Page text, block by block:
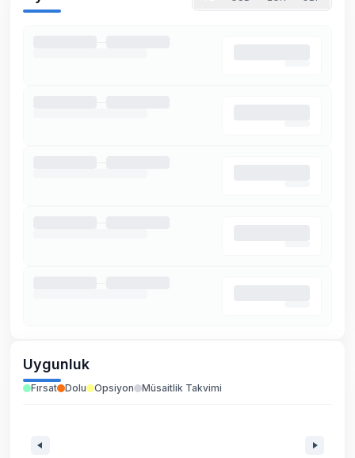
konforlu iç
Uygunluk
Fırsat Dolu Opsiyon Müsaitlik Takvimi